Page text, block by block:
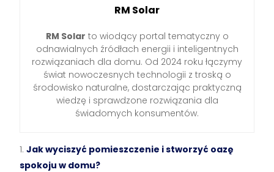
RM Solar
RM Solar to wiodący portal tematyczny o
odnawialnych źródłach energii i inteligentnych
rozwiązaniach dla domu. Od 2024 roku łączymy
świat nowoczesnych technologii z troską o
środowisko naturalne, dostarczając praktyczną
wiedzę i sprawdzone rozwiązania dla
świadomych konsumentów.
Jak wyciszyć pomieszczenie i stworzyć oazę
spokoju w domu?